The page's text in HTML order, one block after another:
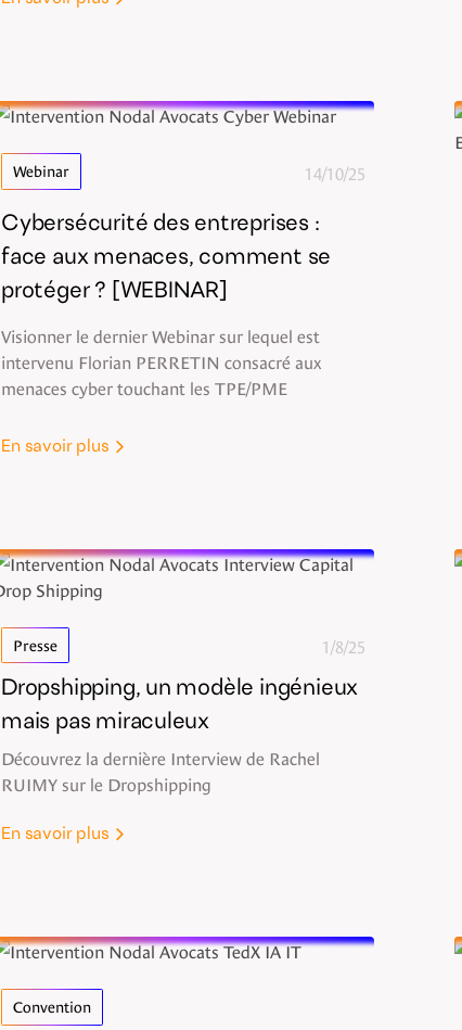
Webinar 14/10/25
Cybersécurité des entreprises :
face aux menaces, comment se
protéger ? [WEBINAR]
Visionner le dernier Webinar sur lequel est
intervenu Florian PERRETIN consacré aux
menaces cyber touchant les TPE/PME
En savoir plus
Presse 1/8/25
Dropshipping, un modèle ingénieux
mais pas miraculeux
Découvrez la dernière Interview de Rachel
RUIMY sur le Dropshipping
En savoir plus
Convention